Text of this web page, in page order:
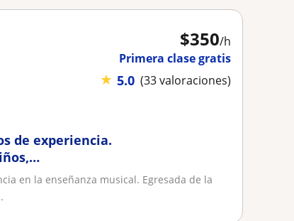
$350/h
Primera clase gratis
★ 5.0 (33 valoraciones)
de experiencia.
en la enseñanza musical. Egresada de la